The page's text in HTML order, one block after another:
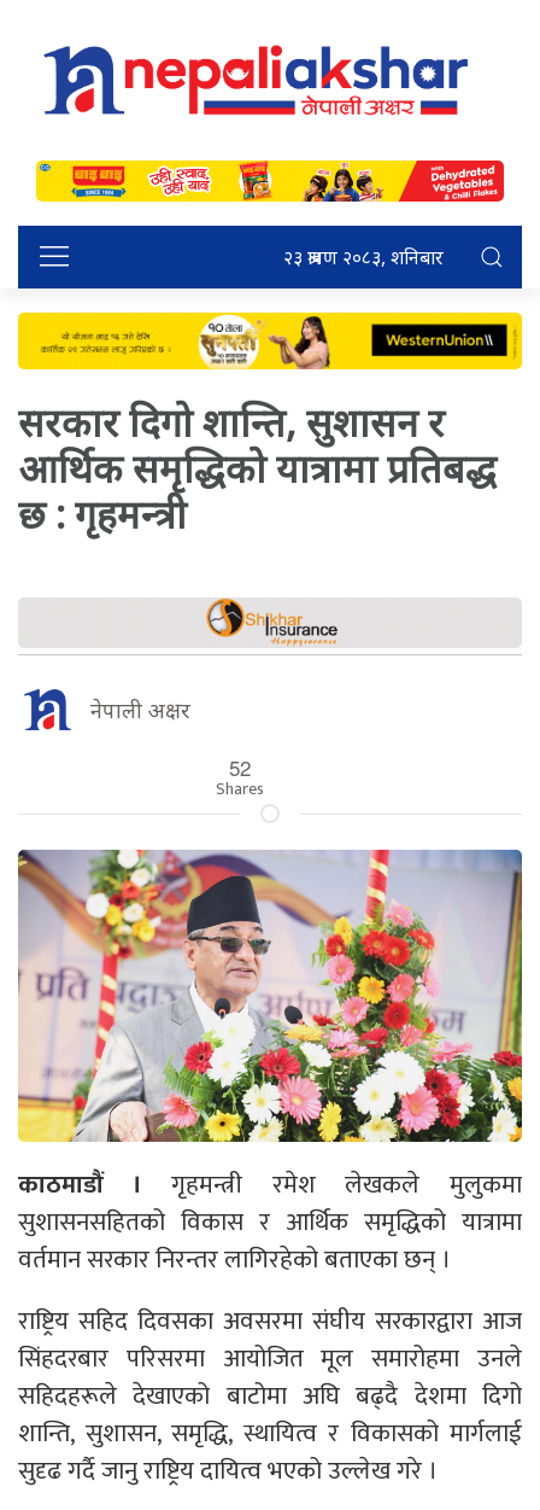
२३ श्रावण २०८३, शनिबार
सरकार दिगो शान्ति, सुशासन र
आर्थिक समृद्धिको यात्रामा प्रतिबद्ध
छ : गृहमन्त्री
नेपाली अक्षर
52
Shares
काठमाडौं ।गृहमन्त्री रमेश लेखकले मुलुकमा
सुशासनसहितको विकास र आर्थिक समृद्धिको यात्रामा
वर्तमान सरकार निरन्तर लागिरहेको बताएका छन् ।
राष्ट्रिय सहिद दिवसका अवसरमा संघीय सरकारद्वारा आज
सिंहदरबार परिसरमा आयोजित मूल समारोहमा उनले
सहिदहरूले देखाएको बाटोमा अघि बढ्दै देशमा दिगो
शान्ति, सुशासन, समृद्धि, स्थायित्व र विकासको मार्गलाई
सुदृढ गर्दै जानु राष्ट्रिय दायित्व भएको उल्लेख गरे ।